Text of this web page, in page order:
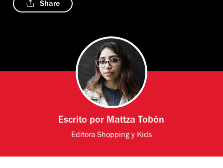
Share
Escrito por Mattza Tobón
Editora Shopping y Kids